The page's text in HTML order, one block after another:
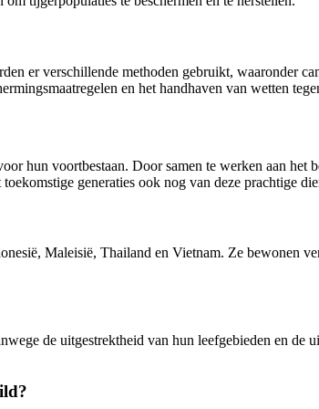
er verschillende methoden gebruikt, waaronder
en het handhaven van wetten
hun voortbestaan. Door samen te werken aan
generaties ook nog van deze prachtige
Maleisië, Thailand en Vietnam. Ze bewonen
de uitgestrektheid van hun leefgebieden en de